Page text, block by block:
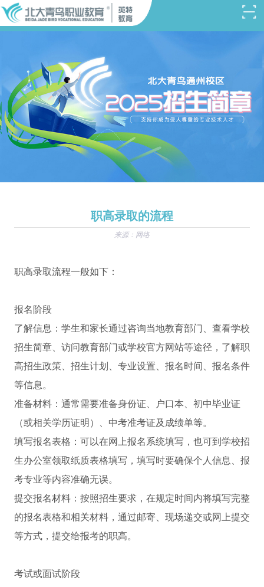
职高录取的流程
来源：网络
职高录取流程一般如下：
报名阶段
了解信息：学生和家长通过咨询当地教育部门、查看学校
招生简章、访问教育部门或学校官方网站等途径，了解职
高招生政策、招生计划、专业设置、报名时间、报名条件
等信息。
准备材料：通常需要准备身份证、户口本、初中毕业证
（或相关学历证明）、中考准考证及成绩单等。
填写报名表格：可以在网上报名系统填写，也可到学校招
生办公室领取纸质表格填写，填写时要确保个人信息、报
考专业等内容准确无误。
提交报名材料：按照招生要求，在规定时间内将填写完整
的报名表格和相关材料，通过邮寄、现场递交或网上提交
等方式，提交给报考的职高。
考试或面试阶段